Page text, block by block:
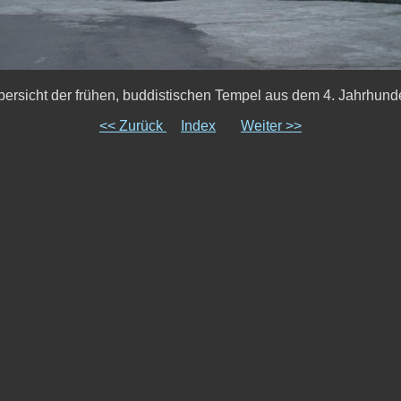
der frühen, buddistischen Tempel aus dem 4.
<< Zurück
Index Weiter >>